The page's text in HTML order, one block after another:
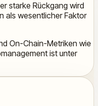
starke Rückgang wird
als wesentlicher Faktor
On-Chain-Metriken wie
ist unter